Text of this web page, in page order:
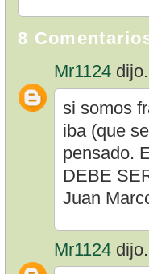
8
Mr1124
si somos
iba (que
pensado.
DEBE
Juan
Mr1124